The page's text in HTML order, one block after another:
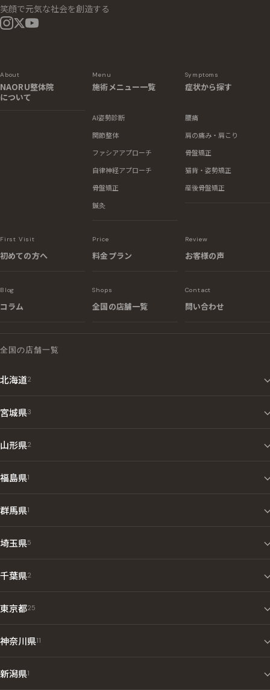
笑顔で元気な社会を創造する
About
NAORU整体院
について
Menu
施術メニュー一覧
AI姿勢診断
関節整体
ファシアアプローチ
自律神経アプローチ
骨盤矯正
鍼灸
Symptoms
症状から探す
腰痛
肩の痛み・肩こり
骨盤矯正
猫背・姿勢矯正
産後骨盤矯正
First Visit
初めての方へ
Price
料金プラン
Review
お客様の声
Blog
コラム
Shops
全国の店舗一覧
Contact
問い合わせ
全国の店舗一覧
北海道2
宮城県3
山形県2
福島県1
群馬県1
埼玉県5
千葉県2
東京都25
神奈川県11
新潟県1